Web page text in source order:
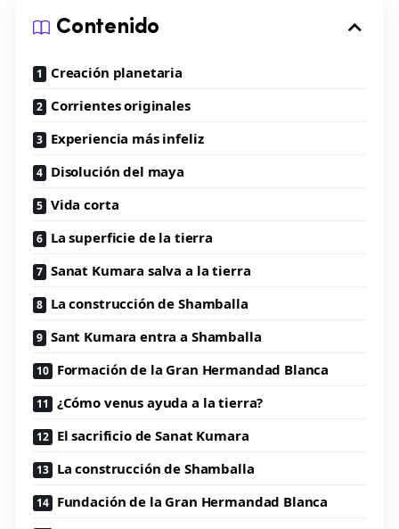
Contenido
Creación planetaria
Corrientes originales
Experiencia más infeliz
Disolución del maya
Vida corta
La superficie de la tierra
Sanat Kumara salva a la tierra
La construcción de Shamballa
Sant Kumara entra a Shamballa
Formación de la Gran Hermandad Blanca
¿Cómo venus ayuda a la tierra?
El sacrificio de Sanat Kumara
La construcción de Shamballa
Fundación de la Gran Hermandad Blanca